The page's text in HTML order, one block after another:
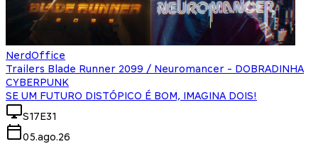
NerdOffice
Trailers Blade Runner 2099 / Neuromancer - DOBRADINHA
CYBERPUNK
SE UM FUTURO DISTÓPICO É BOM, IMAGINA DOIS!
S17E31
05.ago.26